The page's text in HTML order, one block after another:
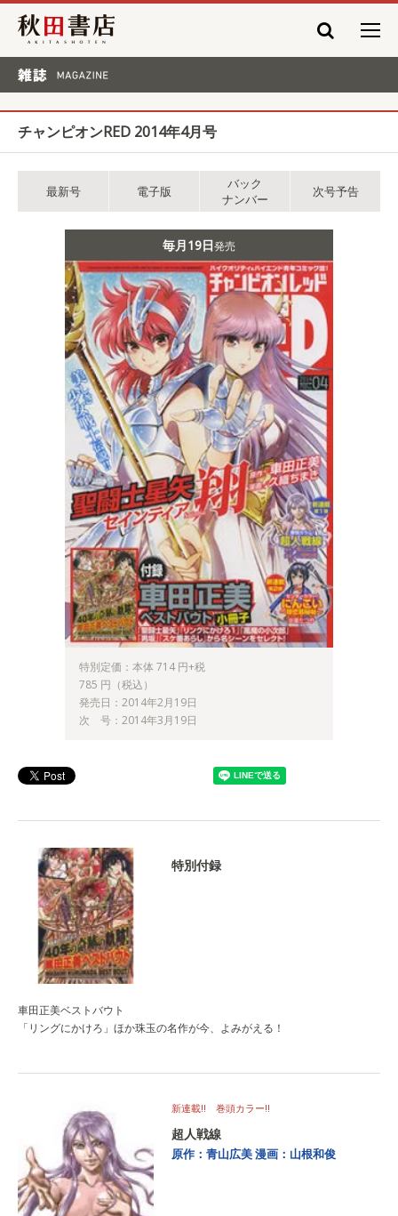
秋田書店
チャンピオンRED 2014年4月号
最新号 電子版
バック
ナンバー
次号予告
毎月19日発売
特別定価：本体 714 円+税
785 円（税込）
発売日：2014年2月19日
次 号：2014年3月19日
特別付録
車田正美ベストバウト
「リングにかけろ」ほか珠玉の名作が今、よみがえる！
新連載!! 巻頭カラー!!
超人戦線
原作：青山広美漫画：山根和俊